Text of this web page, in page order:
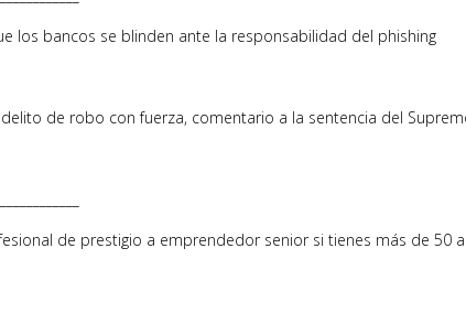
los bancos se blinden ante la responsabilidad del phishing
de robo con fuerza, comentario a la sentencia del
de prestigio a emprendedor senior si tienes más de 50